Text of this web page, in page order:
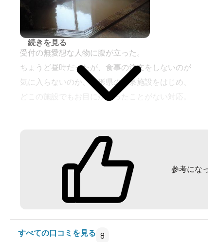
れは普通の温泉のようだ。温度も適温である。
茶色いお湯が気持ちよさそう。
どうやらこの先の露天風呂に間欠泉があるらしい。
ちなみに露天風呂は、男風呂、女風呂の両方からつな
がっている混浴なのだが、私がいった時はたまたま誰も
受付の無愛想な人物に腹が立った。
ちょうど昼時だったが、食事の注文をしないのが
気に入らないのか、山形県の温泉施設をはじめ、
どこの施設でもお目にかかったことがない対応。
いては平地にある温泉より劣るし、鳴子温泉郷に
もはるかに及ばない。
渓流沿いのすれ違い困難な山道を１５ｋｍも来
て、貴重な時間を無駄にした。
広河原温泉 ナトリウム・カルシウムー炭酸水
続きを見る
参考になった
すべての口コミを見る 8